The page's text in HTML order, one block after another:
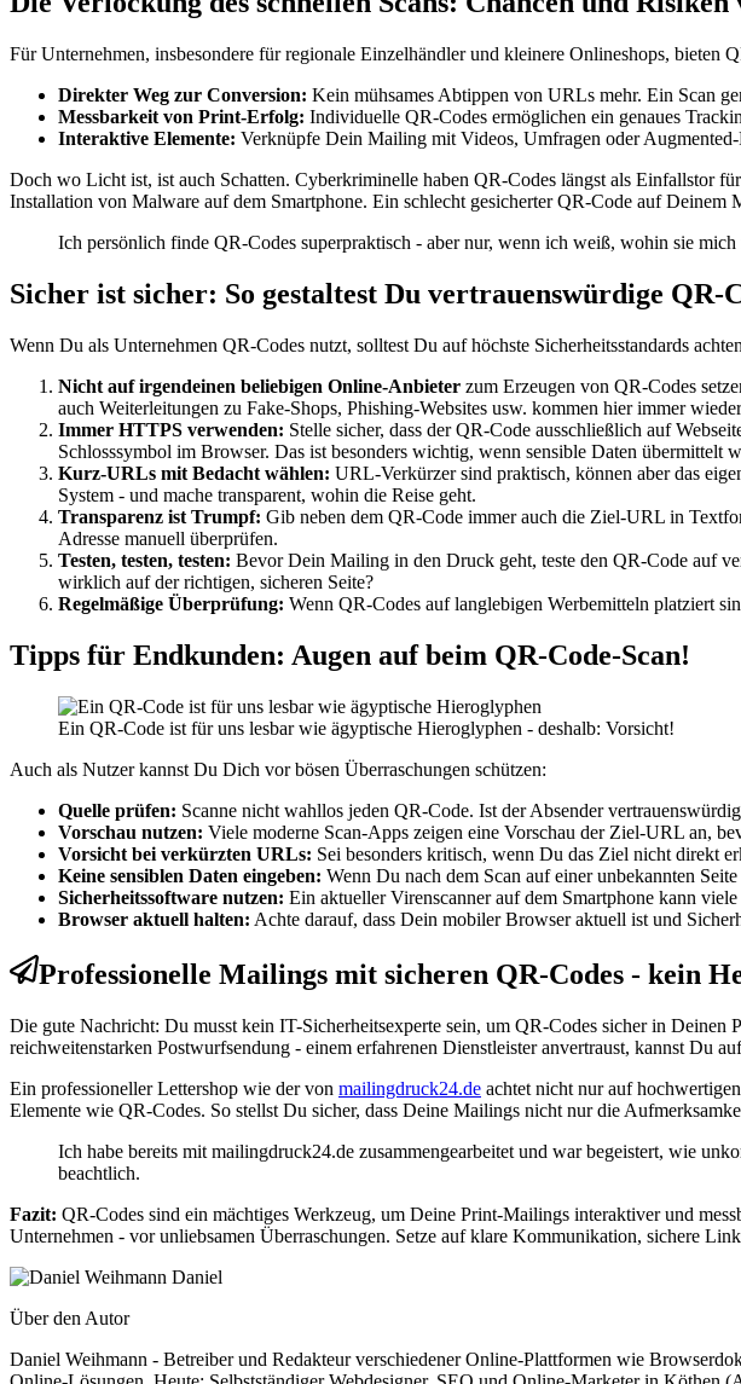
Für Unternehmen, insbesondere für regionale Einzelhändler und kleinere Onlineshops,
Direkter Weg zur Conversion: Kein mühsames Abtippen von URLs mehr. Ein Scan
Messbarkeit von Print-Erfolg: Individuelle QR-Codes ermöglichen ein genaues
Interaktive Elemente: Verknüpfe Dein Mailing mit Videos, Umfragen oder
Doch wo Licht ist, ist auch Schatten. Cyberkriminelle haben QR-Codes längst als Einfallstor
Installation von Malware auf dem Smartphone. Ein schlecht gesicherter QR-Code auf
Ich persönlich finde QR-Codes superpraktisch - aber nur, wenn ich weiß, wohin sie
Sicher ist sicher: So gestaltest Du vertrauenswürdige QR-
Wenn Du als Unternehmen QR-Codes nutzt, solltest Du auf höchste Sicherheitsstandards
Nicht auf irgendeinen beliebigen Online-Anbieter zum Erzeugen von QR-Codes
auch Weiterleitungen zu Fake-Shops, Phishing-Websites usw. kommen hier immer
Immer HTTPS verwenden: Stelle sicher, dass der QR-Code ausschließlich auf
Schlosssymbol im Browser. Das ist besonders wichtig, wenn sensible Daten übermittelt
Kurz-URLs mit Bedacht wählen: URL-Verkürzer sind praktisch, können aber das
System - und mache transparent, wohin die Reise geht.
Transparenz ist Trumpf: Gib neben dem QR-Code immer auch die Ziel-URL in
Adresse manuell überprüfen.
Testen, testen, testen: Bevor Dein Mailing in den Druck geht, teste den QR-Code auf
wirklich auf der richtigen, sicheren Seite?
Regelmäßige Überprüfung: Wenn QR-Codes auf langlebigen Werbemitteln platziert
Tipps für Endkunden: Augen auf beim QR-Code-Scan!
Ein QR-Code ist für uns lesbar wie ägyptische Hieroglyphen - deshalb: Vorsicht!
Auch als Nutzer kannst Du Dich vor bösen Überraschungen schützen:
Quelle prüfen: Scanne nicht wahllos jeden QR-Code. Ist der Absender
Vorschau nutzen: Viele moderne Scan-Apps zeigen eine Vorschau der Ziel-URL an,
Vorsicht bei verkürzten URLs: Sei besonders kritisch, wenn Du das Ziel nicht direkt
Keine sensiblen Daten eingeben: Wenn Du nach dem Scan auf einer unbekannten
Sicherheitssoftware nutzen: Ein aktueller Virenscanner auf dem Smartphone kann
Browser aktuell halten: Achte darauf, dass Dein mobiler Browser aktuell ist und
Professionelle Mailings mit sicheren QR-Codes - kein
Die gute Nachricht: Du musst kein IT-Sicherheitsexperte sein, um QR-Codes sicher in
reichweitenstarken Postwurfsendung - einem erfahrenen Dienstleister anvertraust, kannst Du
Ein professioneller Lettershop wie der von mailingdruck24.de achtet nicht nur auf
Elemente wie QR-Codes. So stellst Du sicher, dass Deine Mailings nicht nur die
Ich habe bereits mit mailingdruck24.de zusammengearbeitet und war begeistert, wie
beachtlich.
Fazit: QR-Codes sind ein mächtiges Werkzeug, um Deine Print-Mailings interaktiver und
Unternehmen - vor unliebsamen Überraschungen. Setze auf klare Kommunikation, sichere
Daniel
Über den Autor
Daniel Weihmann - Betreiber und Redakteur verschiedener Online-Plattformen wie